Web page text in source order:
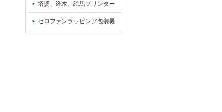
塔婆、経木、絵馬プリンター
セロファンラッピング包装機